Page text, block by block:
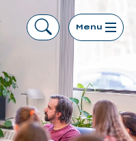
Menu